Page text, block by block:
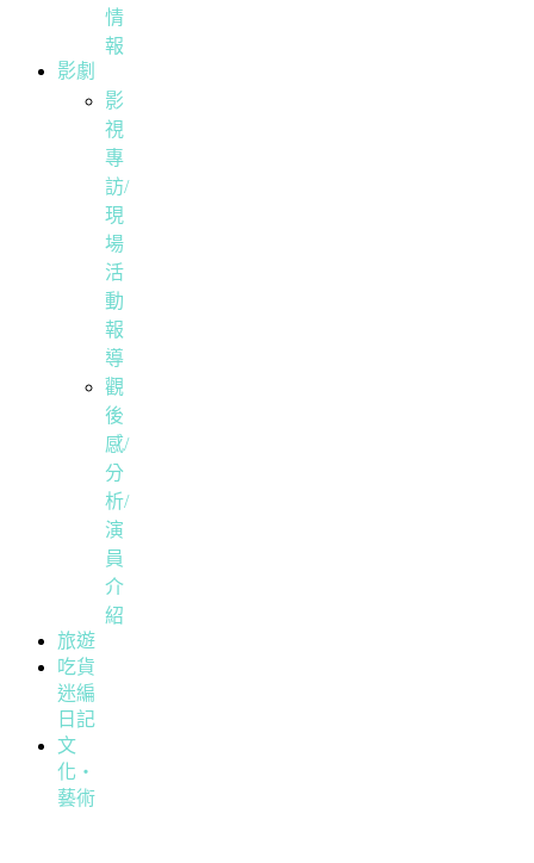
情
報
影劇
影
視
專
訪/
現
場
活
動
報
導
觀
後
感/
分
析/
演
員
介
紹
旅遊
吃貨
迷編
日記
文
化・
藝術